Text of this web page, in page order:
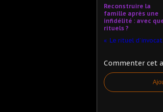
Reconstruire la
famille après une
infidélité : avec
rituels ?
Commenter cet